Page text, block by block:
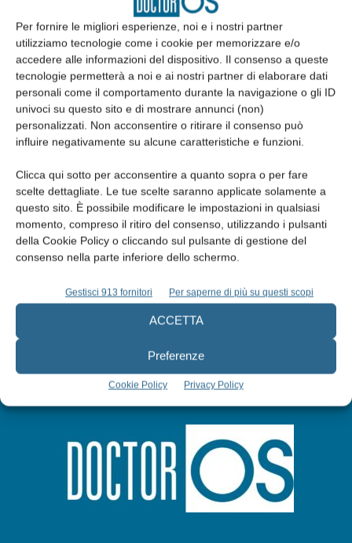
Per fornire le migliori esperienze, noi e i nostri partner
utilizziamo tecnologie come i cookie per memorizzare e/o
accedere alle informazioni del dispositivo. Il consenso a queste
tecnologie permetterà a noi e ai nostri partner di elaborare dati
personali come il comportamento durante la navigazione o gli ID
univoci su questo sito e di mostrare annunci (non)
personalizzati. Non acconsentire o ritirare il consenso può
influire negativamente su alcune caratteristiche e funzioni.
Clicca qui sotto per acconsentire a quanto sopra o per fare
scelte dettagliate. Le tue scelte saranno applicate solamente a
questo sito. È possibile modificare le impostazioni in qualsiasi
momento, compreso il ritiro del consenso, utilizzando i pulsanti
della Cookie Policy o cliccando sul pulsante di gestione del
consenso nella parte inferiore dello schermo.
Gestisci 913 fornitori Per saperne di più su questi scopi
ACCETTA
Preferenze
Cookie Policy Privacy Policy
Edicola web
Abbonati